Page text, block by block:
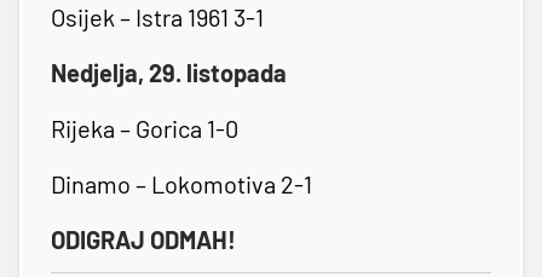
Osijek – Istra 1961 3-1
Nedjelja, 29. listopada
Rijeka – Gorica 1-0
Dinamo – Lokomotiva 2-1
ODIGRAJ ODMAH!